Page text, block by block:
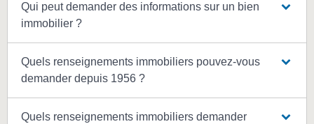
Qui peut demander des informations sur un bien
immobilier ?
Quels renseignements immobiliers pouvez-vous
demander depuis 1956 ?
Quels renseignements immobiliers demander